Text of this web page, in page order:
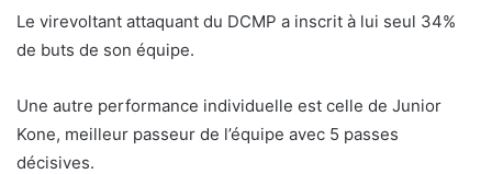
Le virevoltant attaquant du DCMP a inscrit à lui seul 34%
de buts de son équipe.
Une autre performance individuelle est celle de Junior
Kone, meilleur passeur de l’équipe avec 5 passes
décisives.